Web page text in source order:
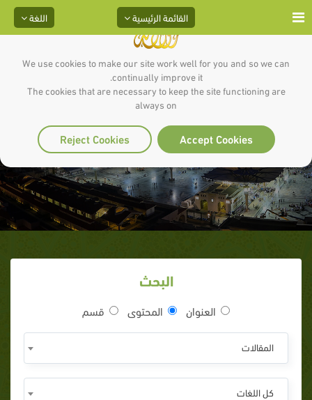
We use cookies to make our site work well for you and so we can
continually improve it.
The cookies that are necessary to keep the site functioning are
always on
Accept Cookies
Reject Cookies
اللغة القائمة الرئيسية
الرحمة
البحث
العنوان المحتوى قسم
المقالات
كل اللغات